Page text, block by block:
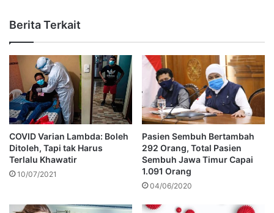
Berita Terkait
COVID Varian Lambda: Boleh
Ditoleh, Tapi tak Harus
Terlalu Khawatir
10/07/2021
Pasien Sembuh Bertambah
292 Orang, Total Pasien
Sembuh Jawa Timur Capai
1.091 Orang
04/06/2020